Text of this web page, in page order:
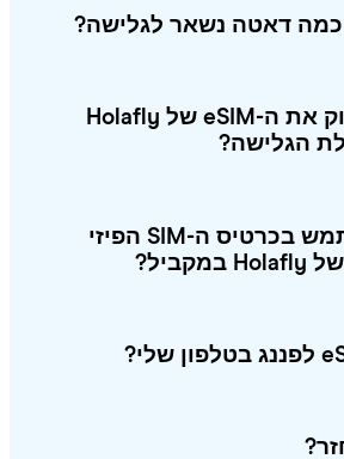
דאטה נשאר לגלישה?
איך אפשר למחוק את ה-eSIM של Holafly
האם ניתן להשתמש בכרטיס ה-SIM הפיזי